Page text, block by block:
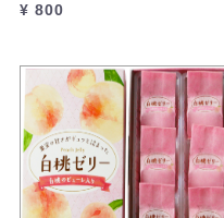
¥ 800